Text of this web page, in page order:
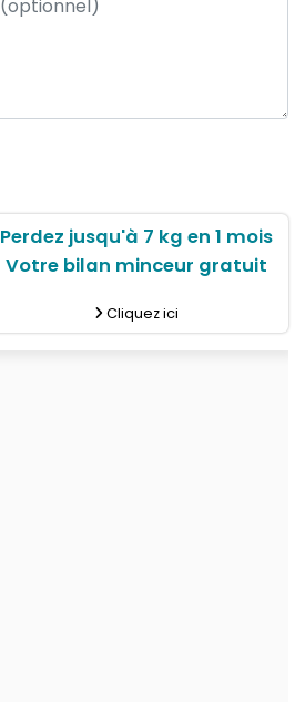
Perdez jusqu'à 7 kg en 1 mois
Votre bilan minceur gratuit
Cliquez ici